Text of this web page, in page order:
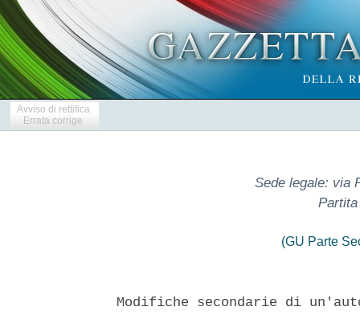
Avviso di rettifica
Errata corrige
Sede legale: via
Partita
(GU Parte
Modifiche secondarie di